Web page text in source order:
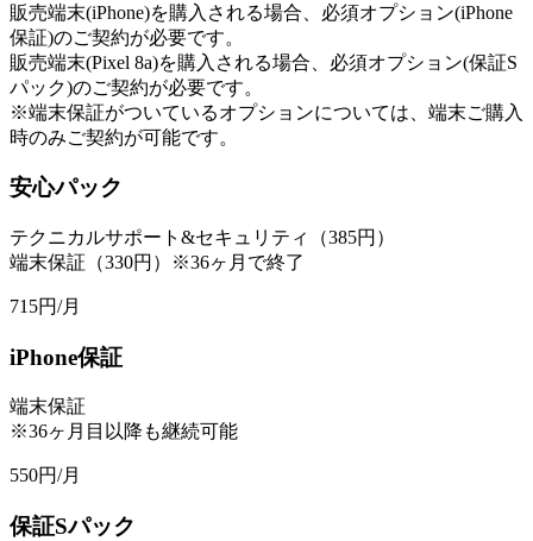
販売端末(iPhone)を購入される場合、必須オプション(iPhone
保証)のご契約が必要です。
販売端末(Pixel 8a)を購入される場合、必須オプション(保証S
パック)のご契約が必要です。
※端末保証がついているオプションについては、端末ご購入
時のみご契約が可能です。
安心パック
テクニカルサポート&セキュリティ（385円）
端末保証（330円）※36ヶ月で終了
715円/月
iPhone保証
端末保証
※36ヶ月目以降も継続可能
550円/月
保証Sパック